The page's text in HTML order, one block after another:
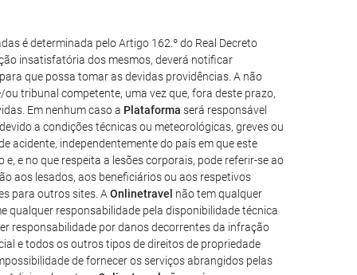
é determinada pelo Artigo 162.º do Real Decreto
insatisfatória dos mesmos, deverá notificar
que possa tomar as devidas providências. A não
tribunal competente, uma vez que, fora deste prazo,
Em nenhum caso a Plataforma será responsável
a condições técnicas ou meteorológicas, greves ou
acidente, independentemente do país em que este
e no que respeita a lesões corporais, pode referir-se ao
aos lesados, aos beneficiários ou aos respetivos
para outros sites. A Onlinetravel não tem qualquer
qualquer responsabilidade pela disponibilidade técnica
responsabilidade por danos decorrentes da infração
e todos os outros tipos de direitos de propriedade
de fornecer os serviços abrangidos pelas